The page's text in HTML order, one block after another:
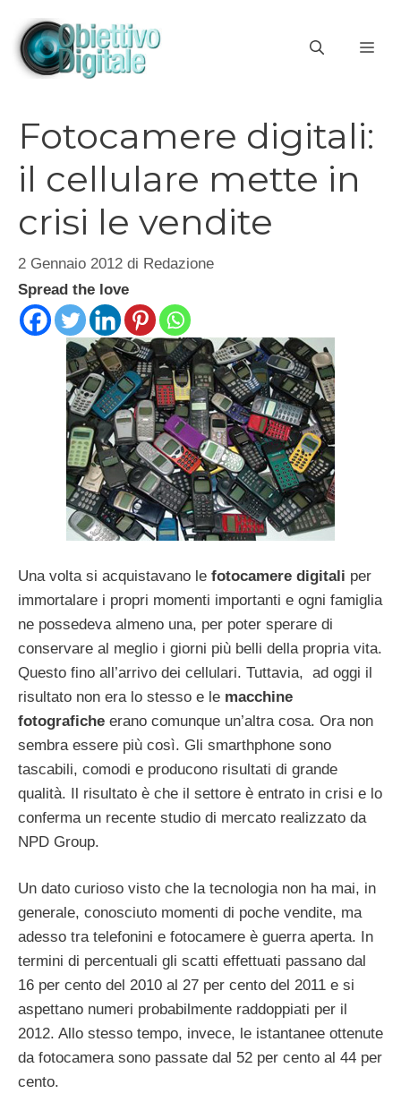
contenuto
Fotocamere digitali:
il cellulare mette in
crisi le vendite
2 Gennaio 2012 di Redazione
Spread the love
Una volta si acquistavano le fotocamere digitali per
immortalare i propri momenti importanti e ogni famiglia
ne possedeva almeno una, per poter sperare di
conservare al meglio i giorni più belli della propria vita.
Questo fino all’arrivo dei cellulari. Tuttavia, ad oggi il
risultato non era lo stesso e le macchine
fotografiche erano comunque un’altra cosa. Ora non
sembra essere più così. Gli smarthphone sono
tascabili, comodi e producono risultati di grande
qualità. Il risultato è che il settore è entrato in crisi e lo
conferma un recente studio di mercato realizzato da
NPD Group.
Un dato curioso visto che la tecnologia non ha mai, in
generale, conosciuto momenti di poche vendite, ma
adesso tra telefonini e fotocamere è guerra aperta. In
termini di percentuali gli scatti effettuati passano dal
16 per cento del 2010 al 27 per cento del 2011 e si
aspettano numeri probabilmente raddoppiati per il
2012. Allo stesso tempo, invece, le istantanee ottenute
da fotocamera sono passate dal 52 per cento al 44 per
cento.